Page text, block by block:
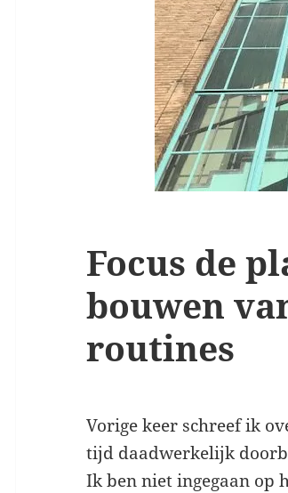
Focus de
bouwen
routines
Vorige keer schreef ik
tijd daadwerkelijk
Ik ben niet ingegaan op